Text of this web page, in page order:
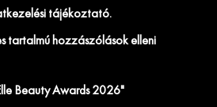
tájékoztató.
tartalmú hozzászólások elleni
Beauty Awards 2026"